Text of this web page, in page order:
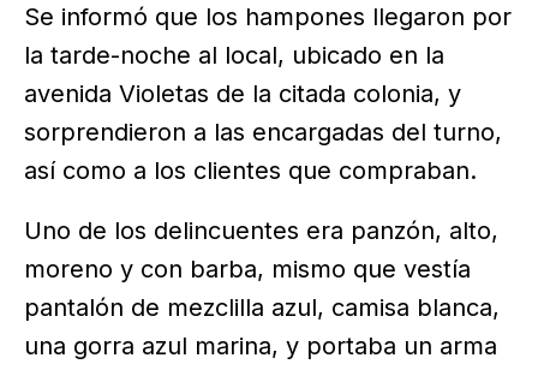
Se informó que los hampones llegaron por
la tarde-noche al local, ubicado en la
avenida Violetas de la citada colonia, y
sorprendieron a las encargadas del turno,
así como a los clientes que compraban.
Uno de los delincuentes era panzón, alto,
moreno y con barba, mismo que vestía
pantalón de mezclilla azul, camisa blanca,
una gorra azul marina, y portaba un arma